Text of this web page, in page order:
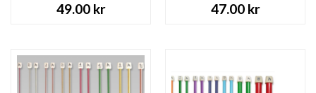
49.00 kr 47.00 kr